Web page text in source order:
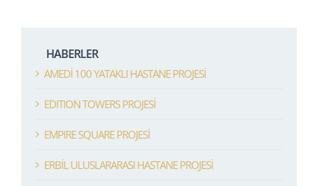
HABERLER
AMEDİ 100 YATAKLI HASTANE PROJESİ
EDITION TOWERS PROJESİ
EMPIRE SQUARE PROJESİ
ERBİL ULUSLARARASI HASTANE PROJESİ